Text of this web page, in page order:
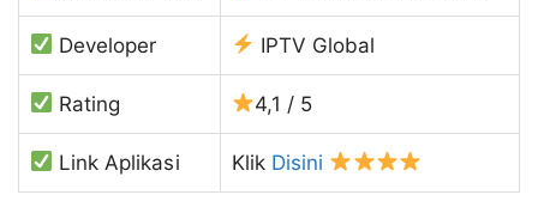
Developer IPTV Global
Rating 4,1 / 5
Link Aplikasi Klik Disini